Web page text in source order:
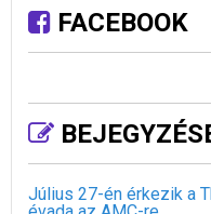
FACEBOOK
Július 27-én érkezik a